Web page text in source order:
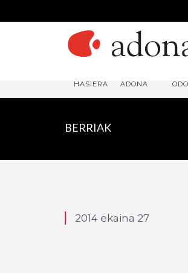
HASIERA ADONA
BERRIAK
2014 ekaina 27